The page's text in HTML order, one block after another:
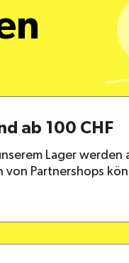
ab 100 CHF
Lager werden
von Partnershops